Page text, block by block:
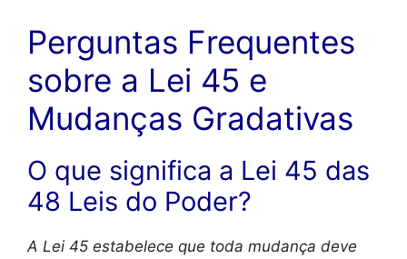
Perguntas Frequentes
sobre a Lei 45 e
Mudanças Gradativas
O que significa a Lei 45 das
48 Leis do Poder?
A Lei 45 estabelece que toda mudança deve